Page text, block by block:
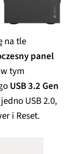
na tle
panel
tym
USB 3.2 Gen
USB 2.0,
i Reset.